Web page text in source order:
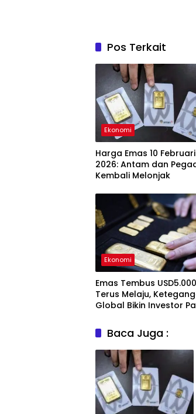
Pos Terkait
Ekonomi
Harga Emas 10 Februari
2026: Antam dan
Kembali Melonjak
Ekonomi
Emas Tembus
Terus Melaju,
Global Bikin Investor
Baca Juga :